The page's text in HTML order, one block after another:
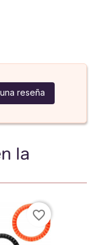
reseña
la
favorite_border